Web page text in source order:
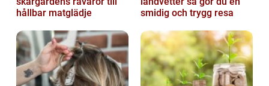
hållbar matglädje
smidig och trygg resa